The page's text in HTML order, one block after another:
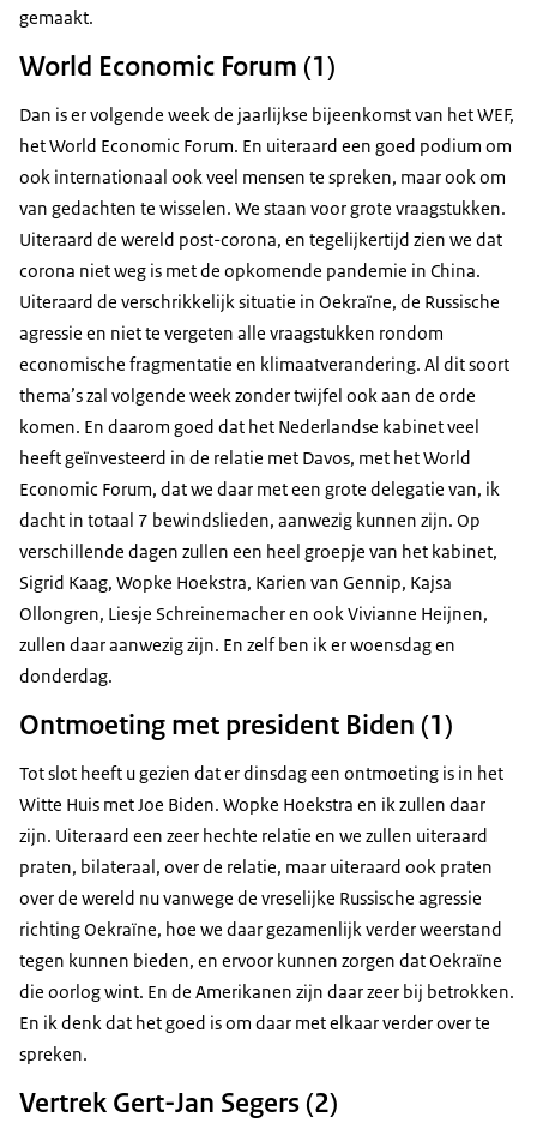
gemaakt.
World Economic Forum (1)
Dan is er volgende week de jaarlijkse bijeenkomst van het WEF,
het World Economic Forum. En uiteraard een goed podium om
ook internationaal ook veel mensen te spreken, maar ook om
van gedachten te wisselen. We staan voor grote vraagstukken.
Uiteraard de wereld post-corona, en tegelijkertijd zien we dat
corona niet weg is met de opkomende pandemie in China.
Uiteraard de verschrikkelijk situatie in Oekraïne, de Russische
agressie en niet te vergeten alle vraagstukken rondom
economische fragmentatie en klimaatverandering. Al dit soort
thema’s zal volgende week zonder twijfel ook aan de orde
komen. En daarom goed dat het Nederlandse kabinet veel
heeft geïnvesteerd in de relatie met Davos, met het World
Economic Forum, dat we daar met een grote delegatie van, ik
dacht in totaal 7 bewindslieden, aanwezig kunnen zijn. Op
verschillende dagen zullen een heel groepje van het kabinet,
Sigrid Kaag, Wopke Hoekstra, Karien van Gennip, Kajsa
Ollongren, Liesje Schreinemacher en ook Vivianne Heijnen,
zullen daar aanwezig zijn. En zelf ben ik er woensdag en
donderdag.
Ontmoeting met president Biden (1)
Tot slot heeft u gezien dat er dinsdag een ontmoeting is in het
Witte Huis met Joe Biden. Wopke Hoekstra en ik zullen daar
zijn. Uiteraard een zeer hechte relatie en we zullen uiteraard
praten, bilateraal, over de relatie, maar uiteraard ook praten
over de wereld nu vanwege de vreselijke Russische agressie
richting Oekraïne, hoe we daar gezamenlijk verder weerstand
tegen kunnen bieden, en ervoor kunnen zorgen dat Oekraïne
die oorlog wint. En de Amerikanen zijn daar zeer bij betrokken.
En ik denk dat het goed is om daar met elkaar verder over te
spreken.
Vertrek Gert-Jan Segers (2)